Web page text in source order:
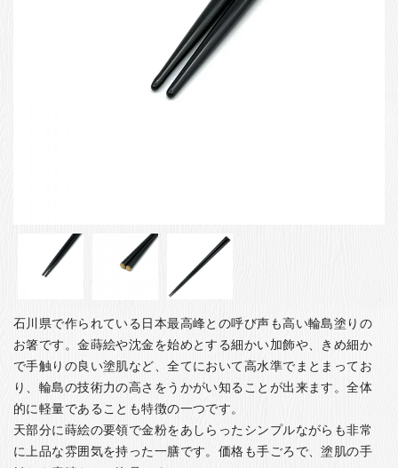
石川県で作られている日本最高峰との呼び声も高い輪島塗りの
お箸です。金蒔絵や沈金を始めとする細かい加飾や、きめ細か
で手触りの良い塗肌など、全てにおいて高水準でまとまってお
り、輪島の技術力の高さをうかがい知ることが出来ます。全体
的に軽量であることも特徴の一つです。
天部分に蒔絵の要領で金粉をあしらったシンプルながらも非常
に上品な雰囲気を持った一膳です。価格も手ごろで、塗肌の手